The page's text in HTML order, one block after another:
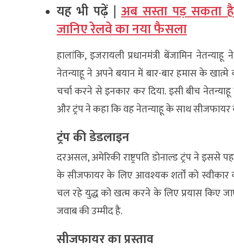
यह भी पढ़ें |अब सस्ता पड़ सकता
जानिए रेलवे का नया फैसला
हालांकि, इजरायली प्रधानमंत्री बेंजामिन
नेतन्याहू ने अपने बयान में बार-बार हमास के खात्मे
चर्चा करने से इनकार कर दिया. इसी बीच
और ट्रंप ने कहा कि वह नेतन्याहू के साथ
ट्रंप की डेडलाइन
दरअसल, अमेरिकी राष्ट्रपति डोनाल्ड ट्रंप ने
के सीजफायर के लिए आवश्यक शर्तों को स्वीकार
चल रहे युद्ध को खत्म करने के लिए प्रयास किए
जवाब की उम्मीद है.
सीजफायर का प्रस्ताव